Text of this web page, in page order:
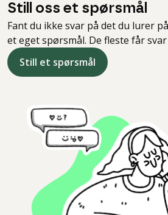
Still oss et spørsmål
Fant du ikke svar på det du lurer
et eget spørsmål. De fleste får
Still et spørsmål